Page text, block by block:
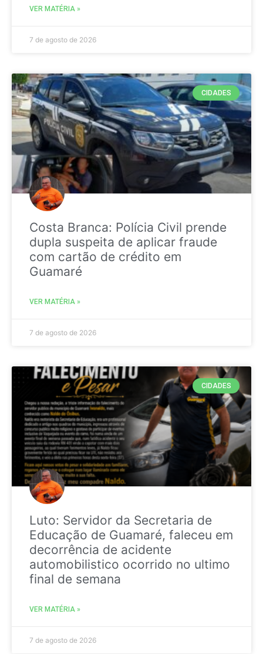
VER MATÉRIA »
7 de agosto de 2026
CIDADES
Costa Branca: Polícia Civil prende
dupla suspeita de aplicar fraude
com cartão de crédito em
Guamaré
VER MATÉRIA »
7 de agosto de 2026
CIDADES
Luto: Servidor da Secretaria de
Educação de Guamaré, faleceu em
decorrência de acidente
automobilistico ocorrido no ultimo
final de semana
VER MATÉRIA »
7 de agosto de 2026